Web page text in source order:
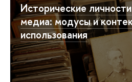
Исторические
медиа: модусы и
использования